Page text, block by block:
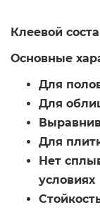
Клеевой
Основные
Для
Для
Для
Нет
условиях